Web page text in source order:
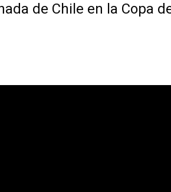
de Chile en la Copa